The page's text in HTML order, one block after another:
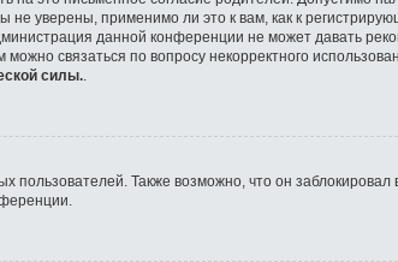
уверены, применимо ли это к вам, как к
данной конференции не может давать
связаться по вопросу некорректного
силы..
пользователей. Также возможно, что он